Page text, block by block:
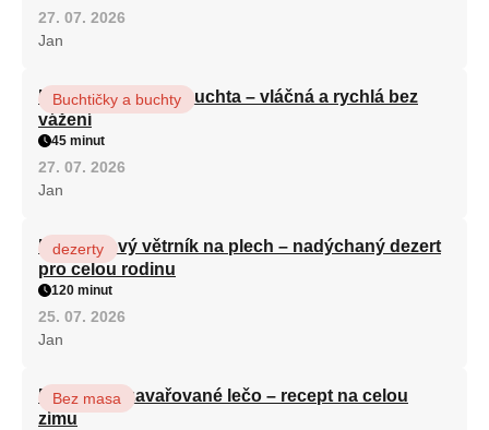
27. 07. 2026
Jan
Hrnková maková buchta – vláčná a rychlá bez
vážení
Buchtičky a buchty
45 minut
27. 07. 2026
Jan
Karamelový větrník na plech – nadýchaný dezert
pro celou rodinu
dezerty
120 minut
25. 07. 2026
Jan
Babiččino zavařované lečo – recept na celou
zimu
Bez masa